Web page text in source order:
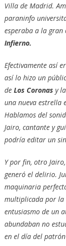
Villa de Madrid.
paraninfo
esperaba a la gran
Infierno.
Efectivamente así
así lo hizo un
de Los Coronas y
una nueva estrella
Hablamos del
Jairo, cantante y
podría editar un
Y por fin, otro
generó el delirio.
maquinaria
multiplicada por la
entusiasmo de un
abundaban no
en el día del